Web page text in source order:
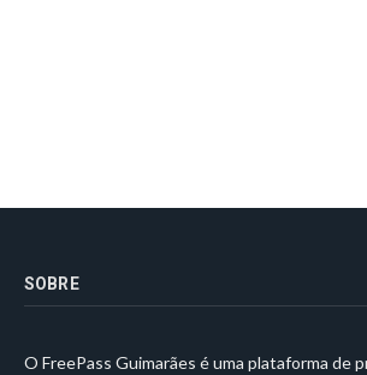
SOBRE
O FreePass Guimarães é uma plataforma de